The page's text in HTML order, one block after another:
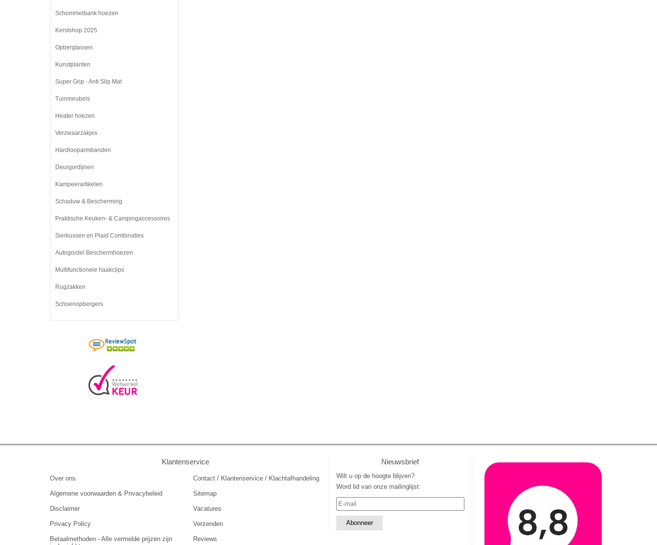
Schommelbank hoezen
Kerstshop 2025
Opbergtassen
Kunstplanten
Super Grip - Anti Slip Mat
Tuinmeubels
Heater hoezen
Verzwaarzakjes
Hardlooparmbanden
Deurgordijnen
Kampeerartikelen
Schaduw & Bescherming
Praktische Keuken- & Campingaccessoires
Sierkussen en Plaid Combinaties
Autogordel Beschermhoezen
Multifunctionele haakclips
Rugzakken
Schoenopbergers
Klantenservice
Over ons
Algemene voorwaarden & Privacybeleid
Disclaimer
Privacy Policy
Betaalmethoden - Alle vermelde prijzen zijn
Contact / Klantenservice / Klachtafhandeling
Sitemap
Vacatures
Verzenden
Reviews
Nieuwsbrief
Wilt u op de hoogte blijven?
Word lid van onze mailinglijst: